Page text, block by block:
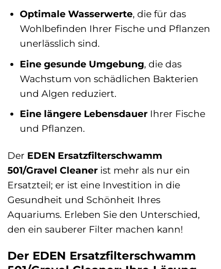
Optimale Wasserwerte, die für das
Wohlbefinden Ihrer Fische und Pflanzen
unerlässlich sind.
Eine gesunde Umgebung, die das
Wachstum von schädlichen Bakterien
und Algen reduziert.
Eine längere LebensdauerIhrer Fische
und Pflanzen.
Der EDEN Ersatzfilterschwamm
501/Gravel Cleaner ist mehr als nur ein
Ersatzteil; er ist eine Investition in die
Gesundheit und Schönheit Ihres
Aquariums. Erleben Sie den Unterschied,
den ein sauberer Filter machen kann!
Der EDEN Ersatzfilterschwamm